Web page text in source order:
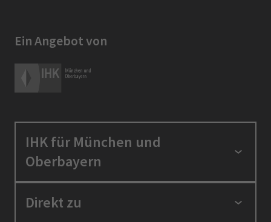
Ein Angebot von
IHK für München und
Oberbayern
Standortpolitik
Direkt zu